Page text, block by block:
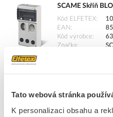
Tato webová stránka
K personalizaci obsahu a
SCAME Skříň
Kód ELFETEX
EAN
Kód výrobce
Značka
Cena s DPH